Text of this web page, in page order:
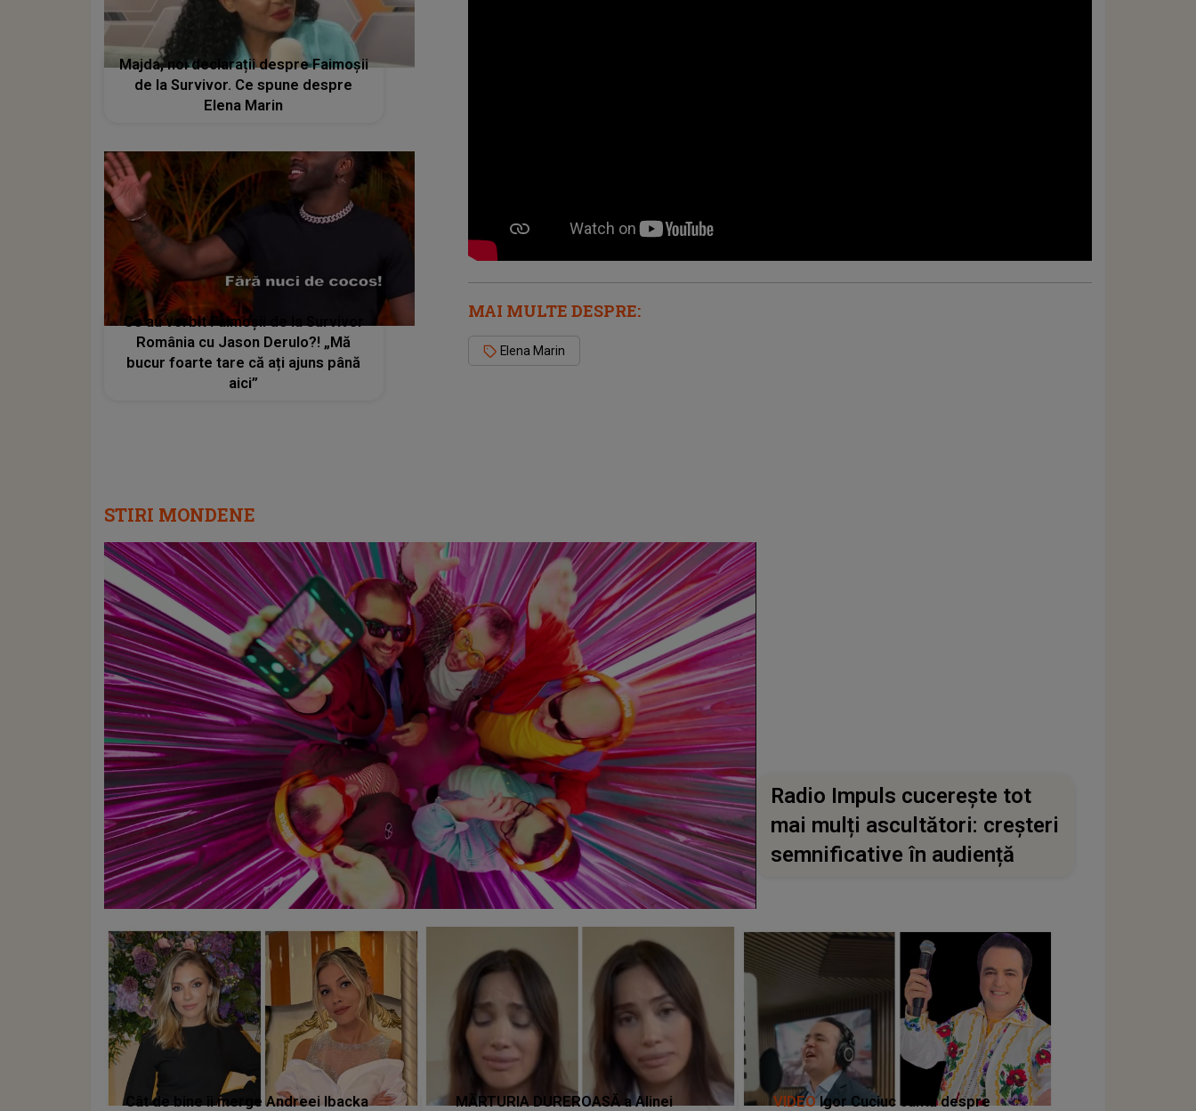
MAI MULTE DESPRE:
Elena Marin
Majda, noi declarații despre Faimoșii
de la Survivor. Ce spune despre
Elena Marin
Ce au vorbit Faimoșii de la Survivor
România cu Jason Derulo?! „Mă
bucur foarte tare că ați ajuns până
aici”
STIRI MONDENE
Radio Impuls cucerește tot
mai mulți ascultători: creșteri
semnificative în audiență
Cât de bine îi merge Andreei Ibacka MĂRTURIA DUREROASĂ a Alinei VIDEOIgor Cuciuc cântă despre